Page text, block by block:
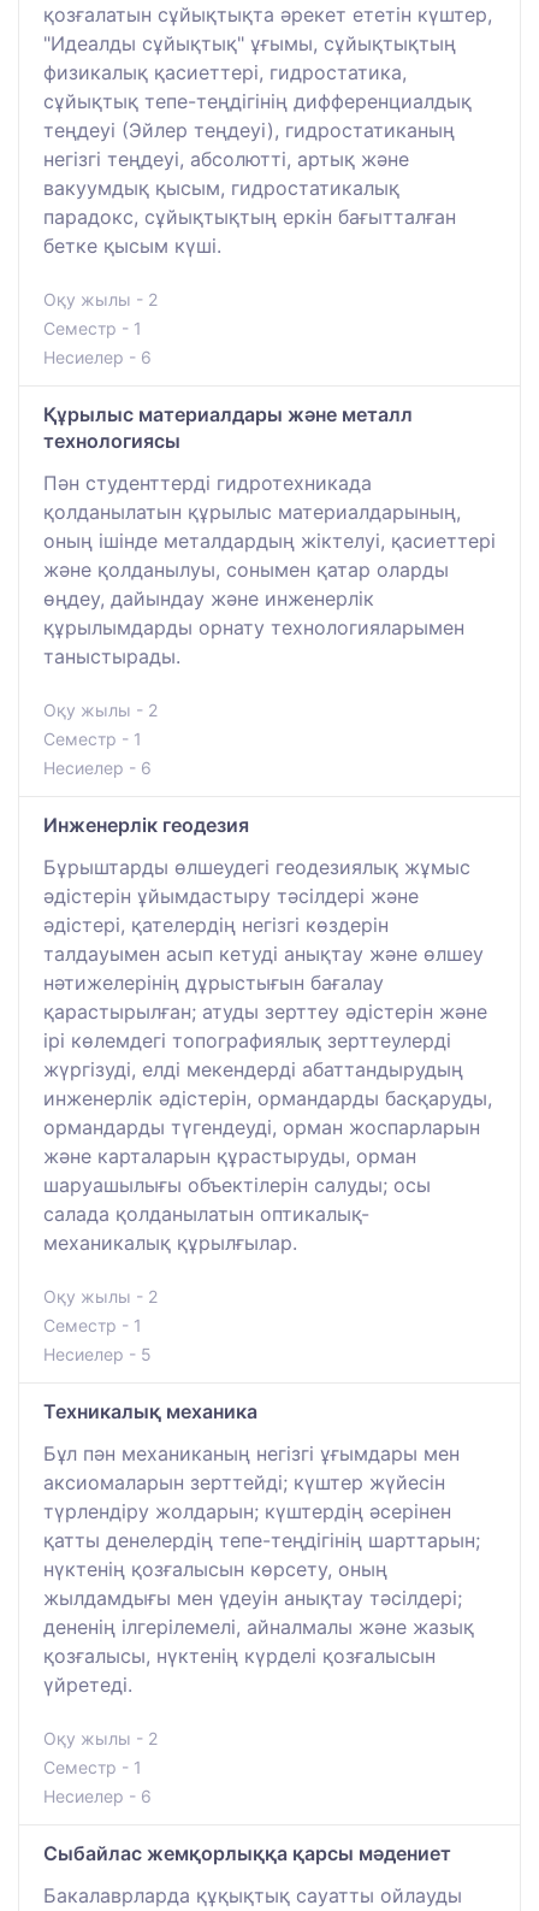
қозғалатын сұйықтықта әрекет ететін күштер,
"Идеалды сұйықтық" ұғымы, сұйықтықтың
физикалық қасиеттері, гидростатика,
сұйықтық тепе-теңдігінің дифференциалдық
теңдеуі (Эйлер теңдеуі), гидростатиканың
негізгі теңдеуі, абсолютті, артық және
вакуумдық қысым, гидростатикалық
парадокс, сұйықтықтың еркін бағытталған
бетке қысым күші.
Оқу жылы - 2
Семестр - 1
Несиелер - 6
Құрылыс материалдары және металл
технологиясы
Пән студенттерді гидротехникада
қолданылатын құрылыс материалдарының,
оның ішінде металдардың жіктелуі, қасиеттері
және қолданылуы, сонымен қатар оларды
өңдеу, дайындау және инженерлік
құрылымдарды орнату технологияларымен
таныстырады.
Оқу жылы - 2
Семестр - 1
Несиелер - 6
Инженерлік геодезия
Бұрыштарды өлшеудегі геодезиялық жұмыс
әдістерін ұйымдастыру тәсілдері және
әдістері, қателердің негізгі көздерін
талдауымен асып кетуді анықтау және өлшеу
нәтижелерінің дұрыстығын бағалау
қарастырылған; атуды зерттеу әдістерін және
ірі көлемдегі топографиялық зерттеулерді
жүргізуді, елді мекендерді абаттандырудың
инженерлік әдістерін, ормандарды басқаруды,
ормандарды түгендеуді, орман жоспарларын
және карталарын құрастыруды, орман
шаруашылығы объектілерін салуды; осы
салада қолданылатын оптикалық-
механикалық құрылғылар.
Оқу жылы - 2
Семестр - 1
Несиелер - 5
Техникалық механика
Бұл пән механиканың негізгі ұғымдары мен
аксиомаларын зерттейді; күштер жүйесін
түрлендіру жолдарын; күштердің әсерінен
қатты денелердің тепе-теңдігінің шарттарын;
нүктенің қозғалысын көрсету, оның
жылдамдығы мен үдеуін анықтау тәсілдері;
дененің ілгерілемелі, айналмалы және жазық
қозғалысы, нүктенің күрделі қозғалысын
үйретеді.
Оқу жылы - 2
Семестр - 1
Несиелер - 6
Сыбайлас жемқорлыққа қарсы мәдениет
Бакалаврларда құқықтық сауатты ойлауды